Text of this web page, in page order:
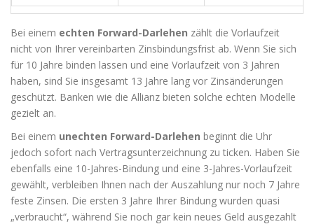
Bei einem echten Forward-Darlehen zählt die Vorlaufzeit
nicht von Ihrer vereinbarten Zinsbindungsfrist ab. Wenn Sie sich
für 10 Jahre binden lassen und eine Vorlaufzeit von 3 Jahren
haben, sind Sie insgesamt 13 Jahre lang vor Zinsänderungen
geschützt. Banken wie die Allianz bieten solche echten Modelle
gezielt an.
Bei einem unechten Forward-Darlehen beginnt die Uhr
jedoch sofort nach Vertragsunterzeichnung zu ticken. Haben Sie
ebenfalls eine 10-Jahres-Bindung und eine 3-Jahres-Vorlaufzeit
gewählt, verbleiben Ihnen nach der Auszahlung nur noch 7 Jahre
feste Zinsen. Die ersten 3 Jahre Ihrer Bindung wurden quasi
„verbraucht“, während Sie noch gar kein neues Geld ausgezahlt